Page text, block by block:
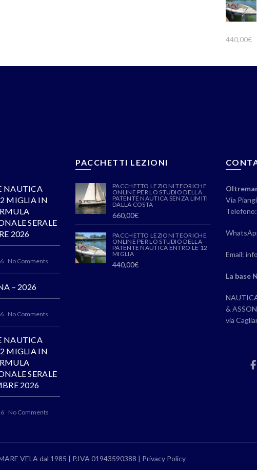
440,00€
NAUTICA
MIGLIA IN
SERALE
2026
No Comments
– 2026
No Comments
NAUTICA
MIGLIA IN
SERALE
2026
No Comments
PACCHETTI LEZIONI
PACCHETTO LEZIONI TEORICHE
ONLINE PER LO STUDIO DELLA
PATENTE NAUTICA SENZA LIMITI
DALLA COSTA
660,00€
PACCHETTO LEZIONI TEORICHE
ONLINE PER LO STUDIO DELLA
PATENTE NAUTICA ENTRO LE 12
MIGLIA
440,00€
Via
Email:
La base
&
via
VELA dal 1985 | P.IVA 01943590388 | Privacy Policy